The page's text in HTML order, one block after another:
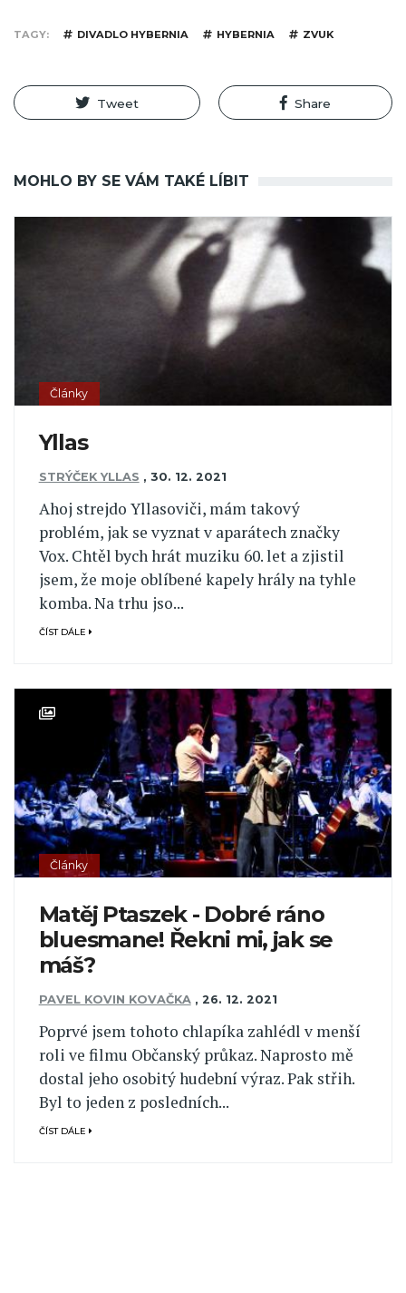
TAGY DIVADLO HYBERNIA HYBERNIA ZVUK
Tweet Share
MOHLO BY SE VÁM TAKÉ LÍBIT
Články
Yllas
STRÝČEK YLLAS , 30. 12. 2021
Ahoj strejdo Yllasoviči, mám takový
problém, jak se vyznat v aparátech značky
Vox. Chtěl bych hrát muziku 60. let a zjistil
jsem, že moje oblíbené kapely hrály na tyhle
komba. Na trhu jso...
ČÍST DÁLE
Články
Matěj Ptaszek - Dobré ráno
bluesmane! Řekni mi, jak se
máš?
PAVEL KOVIN KOVAČKA , 26. 12. 2021
Poprvé jsem tohoto chlapíka zahlédl v menší
roli ve filmu Občanský průkaz. Naprosto mě
dostal jeho osobitý hudební výraz. Pak střih.
Byl to jeden z posledních...
ČÍST DÁLE